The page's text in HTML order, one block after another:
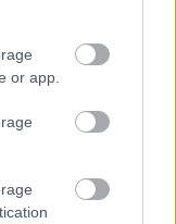
or app.
is ülhettek